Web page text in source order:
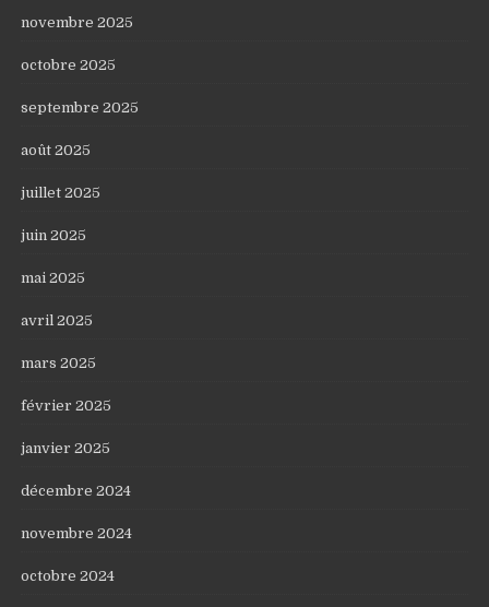
novembre 2025
octobre 2025
septembre 2025
août 2025
juillet 2025
juin 2025
mai 2025
avril 2025
mars 2025
février 2025
janvier 2025
décembre 2024
novembre 2024
octobre 2024